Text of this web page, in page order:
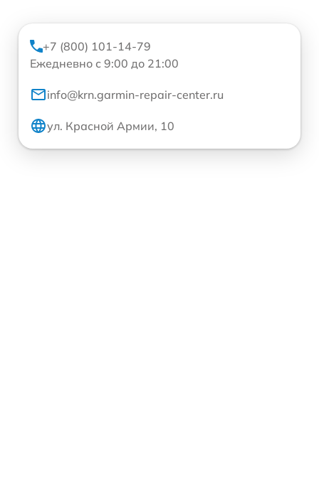
+7 (800) 101-14-79
Ежедневно с 9:00 до 21:00
info@krn.garmin-repair-center.ru
ул. Красной Армии, 10